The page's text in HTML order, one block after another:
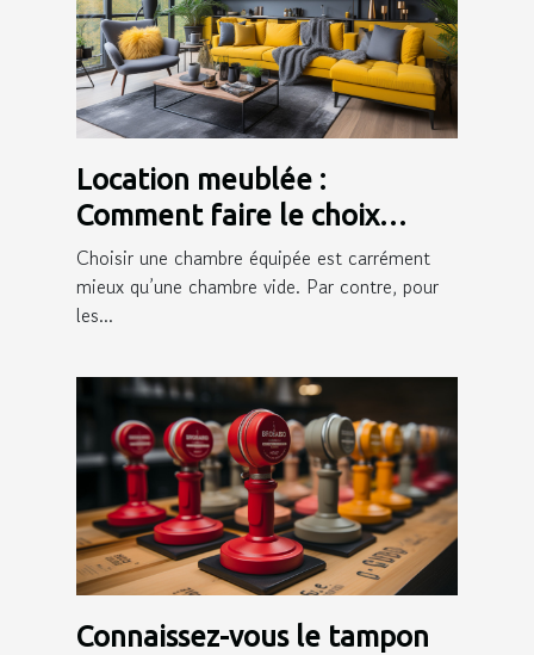
Location meublée :
Comment faire le choix
d’une bonne assurance ?
Choisir une chambre équipée est carrément
mieux qu’une chambre vide. Par contre, pour
les...
Connaissez-vous le tampon